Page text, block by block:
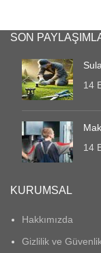
SON
14
14
KURUMSAL
Hakkımızda
Gizlilik ve